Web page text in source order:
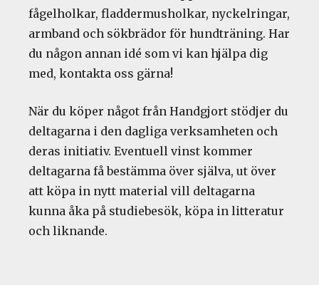
fågelholkar, fladdermusholkar, nyckelringar,
armband och sökbrädor för hundträning. Har
du någon annan idé som vi kan hjälpa dig
med, kontakta oss gärna!
När du köper något från Handgjort stödjer du
deltagarna i den dagliga verksamheten och
deras initiativ. Eventuell vinst kommer
deltagarna få bestämma över själva, ut över
att köpa in nytt material vill deltagarna
kunna åka på studiebesök, köpa in litteratur
och liknande.